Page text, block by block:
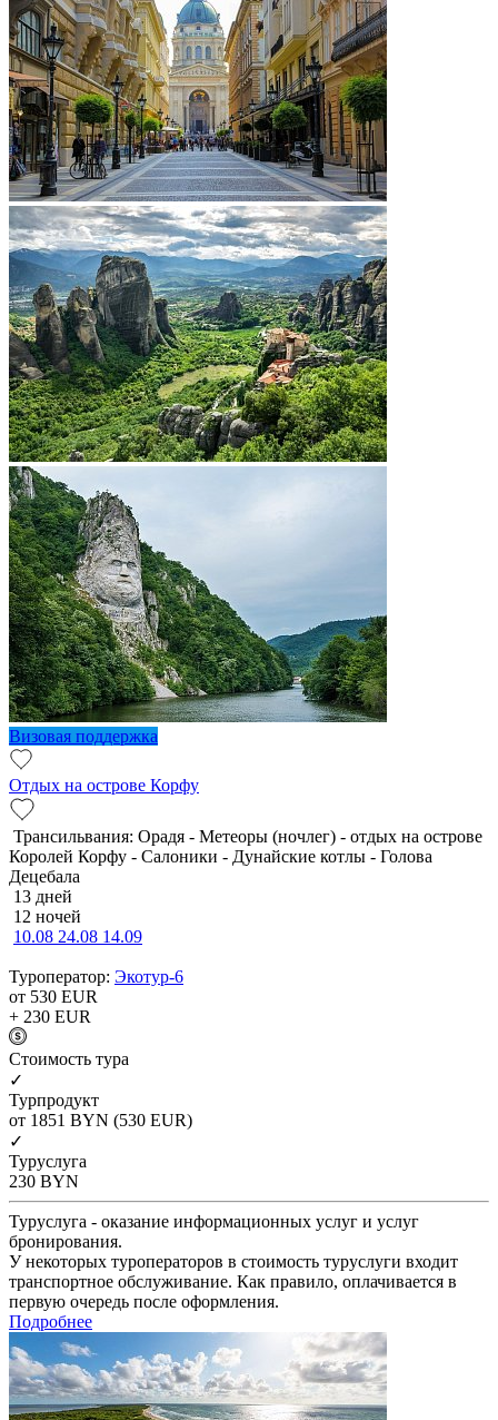
Визовая поддержка
Отдых на острове Корфу
Трансильвания: Орадя - Метеоры (ночлег) - отдых на острове
Королей Корфу - Салоники - Дунайские котлы - Голова
Децебала
13 дней
12 ночей
10.08 24.08 14.09
Туроператор: Экотур-6
от 530 EUR
+ 230 EUR
Cтоимость тура
✓
Турпродукт
от 1851 BYN (530 EUR)
✓
Туруслуга
230 BYN
Туруслуга - оказание информационных услуг и услуг
бронирования.
У некоторых туроператоров в стоимость туруслуги входит
транспортное обслуживание. Как правило, оплачивается в
первую очередь после оформления.
Подробнее